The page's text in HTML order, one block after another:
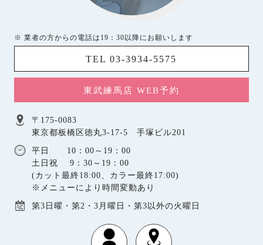
※ 業者の方からの電話は19：30以降にお願いします
TEL 03-3934-5575
東武練馬店 WEB予約
〒175-0083
東京都板橋区徳丸3-17-5 手塚ビル201
平日 10：00～19：00
土日祝 9：30～19：00
(カット最終18:00、カラー最終17:00)
※メニューにより時間変動あり
第3日曜・第2・3月曜日・第3以外の火曜日